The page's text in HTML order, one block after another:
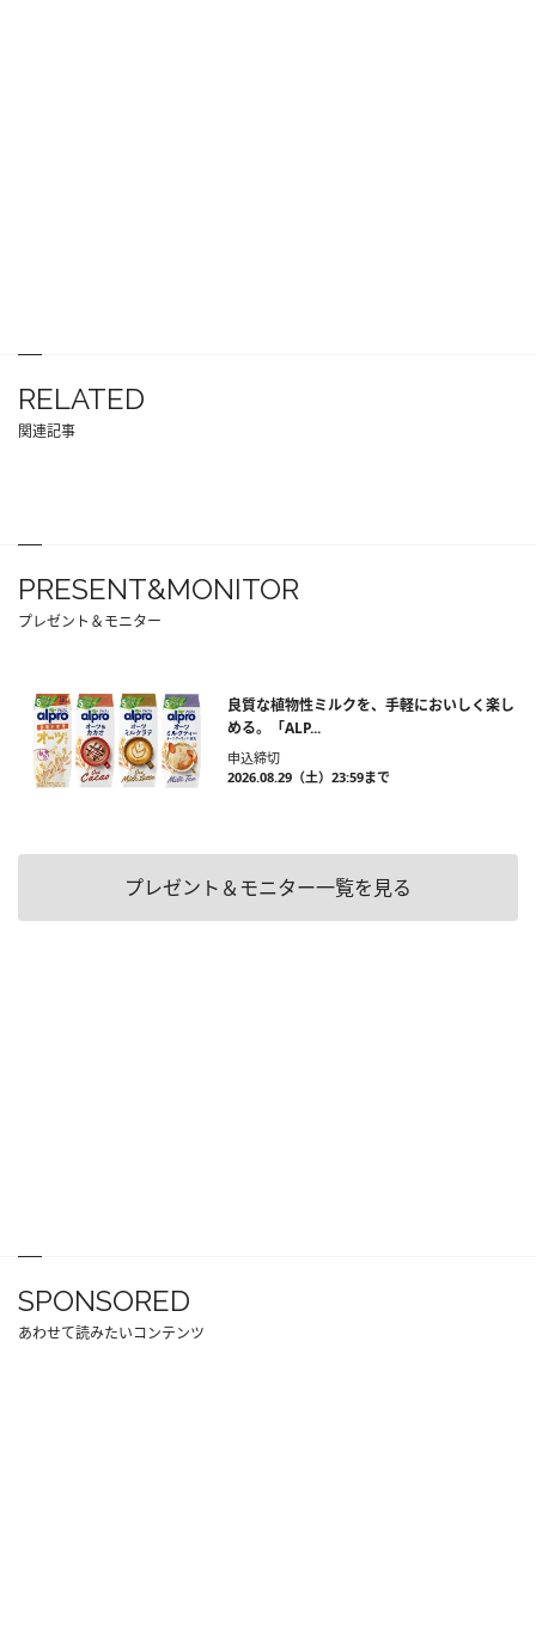
RELATED
関連記事
PRESENT&MONITOR
プレゼント＆モニター
良質な植物性ミルクを、手軽においしく楽し
める。「ALP...
申込締切
2026.08.29（土）23:59まで
プレゼント＆モニター一覧を見る
SPONSORED
あわせて読みたいコンテンツ